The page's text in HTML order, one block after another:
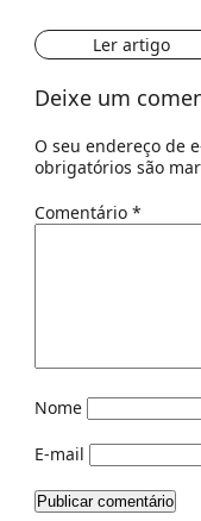
Ler artigo
Deixe um
O seu endereço de
obrigatórios são
Comentário *
Nome
E-mail